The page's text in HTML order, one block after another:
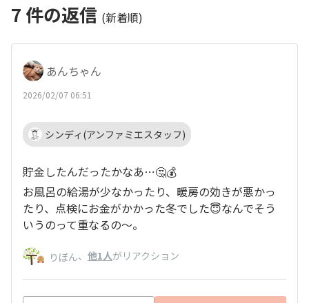
7 件の返信 (新着順)
あんちゃん
2026/02/07 06:51
シンディ(アンファミエスタッフ)
貯金したんだったかなあ⋯🤔💰️
お風呂の給湯が少なかったり、暖房の効きが悪かっ
たり、点検にお金がかかった冬でした😇なんでそう
いうのって重なるの〜。
りぼん、 他1人がリアクション